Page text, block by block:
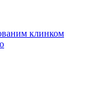
клинком